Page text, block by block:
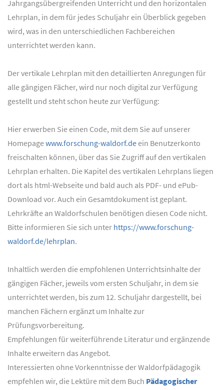
Jahrgangsübergreifenden Unterricht und den horizontalen
Lehrplan, in dem für jedes Schuljahr ein Überblick gegeben
wird, was in den unterschiedlichen Fachbereichen
unterrichtet werden kann.
Der vertikale Lehrplan mit den detaillierten Anregungen für
alle gängigen Fächer, wird nur noch digital zur Verfügung
gestellt und steht schon heute zur Verfügung:
Hier erwerben Sie einen Code, mit dem Sie auf unserer
Homepagewww.forschung-waldorf.deein Benutzerkonto
freischalten können, über das Sie Zugriff auf den vertikalen
Lehrplan erhalten. Die Kapitel des vertikalen Lehrplans liegen
dort als html-Webseite und bald auch als PDF- und ePub-
Download vor. Auch ein Gesamtdokument ist geplant.
Lehrkräfte an Waldorfschulen benötigen diesen Code nicht.
Bitte informieren Sie sich unter https://www.forschung-
waldorf.de/lehrplan.
Inhaltlich werden die empfohlenen Unterrichtsinhalte der
gängigen Fächer, jeweils vom ersten Schuljahr, in dem sie
unterrichtet werden, bis zum 12. Schuljahr dargestellt, bei
manchen Fächern ergänzt um Inhalte zur
Prüfungsvorbereitung.
Empfehlungen für weiterführende Literatur und ergänzende
Inhalte erweitern das Angebot.
Interessierten ohne Vorkenntnisse der Waldorfpädagogik
empfehlen wir, die Lektüre mit dem Buch Pädagogischer